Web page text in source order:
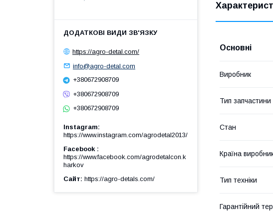
Основні
Виробник
Тип запчастини
Стан
Країна
Тип техніки
Гарантійний
https://agro-detal.com/
info@agro-detal.com
+380672908709
+380672908709
+380672908709
Instagram
https://www.instagram.com/agrodetal2013/
Facebook
https://www.facebook.com/agrodetalcon.k
harkov
Сайт https://agro-detals.com/